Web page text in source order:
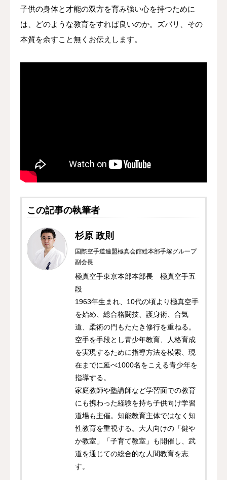
子供の身体と才能の双方を育み強い心を持つために
は、どのような教育をすれば良いのか。ズバリ、その
本質を余すこと無くお伝えします。
この記事の執筆者
杉原 政則
国際空手道連盟極真会館総本部手塚グループ
副会長
極真空手東京本部本部長 極真空手五
段
1963年生まれ、10代の頃より極真空手
を始め、総合格闘技、護身術、合気
道、柔術の門もたたき修行を重ねる。
空手を手段とし青少年教育、人格育成
を実現するために指導方法を模索、現
在までに延べ1000名をこえる青少年を
指導する。
家庭教師や塾講師など学習面での教育
にも携わった経験を持ち子供向け学習
道場も主催。知能教育主体ではなく知
性教育を重視する。大人向けの「健や
か教室」「子育て教室」も開催し、武
道を通じての総合的な人間教育を志
す。